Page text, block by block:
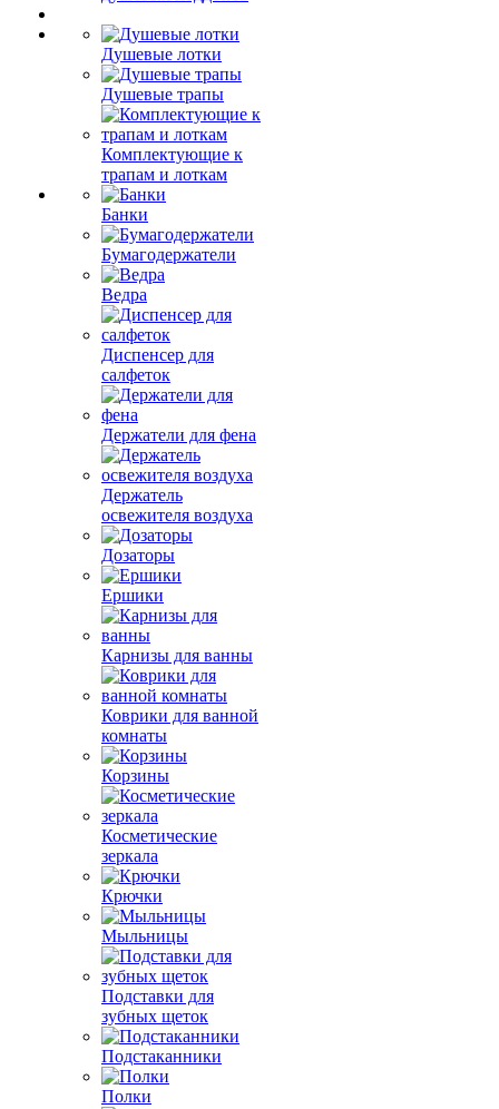
Душевые лотки
Душевые трапы
Комплектующие к
трапам и лоткам
Банки
Бумагодержатели
Ведра
Диспенсер для
салфеток
Держатели для фена
Держатель
освежителя воздуха
Дозаторы
Ершики
Карнизы для ванны
Коврики для ванной
комнаты
Корзины
Косметические
зеркала
Крючки
Мыльницы
Подставки для
зубных щеток
Подстаканники
Полки